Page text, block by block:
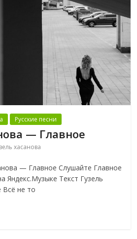
Русские песни
— Главное
хасанова
— Главное Слушайте Главное
Яндекс.Музыке Текст Гузель
не то